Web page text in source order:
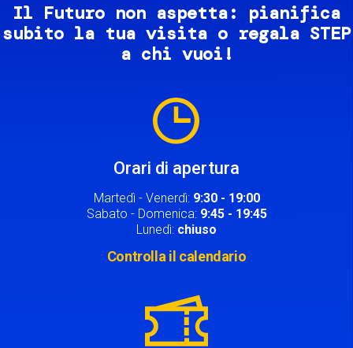
Il Futuro non aspetta: pianifica
subito la tua visita o regala STEP
a chi vuoi!
Orari di apertura
Martedì - Venerdì: 9:30 - 19:00
Sabato - Domenica: 9:45 - 19:45
Lunedì: chiuso
Controlla il calendario